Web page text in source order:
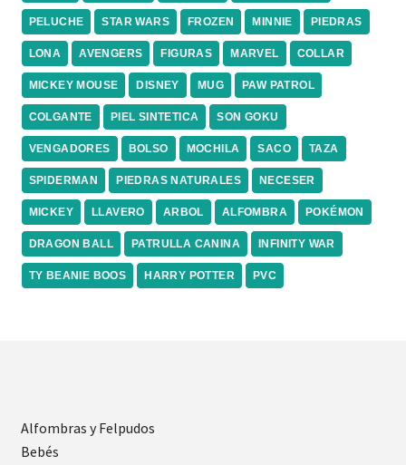
PELUCHE STAR WARS FROZEN MINNIE PIEDRAS
LONA AVENGERS FIGURAS MARVEL COLLAR
MICKEY MOUSE DISNEY MUG PAW PATROL
COLGANTE PIEL SINTETICA SON GOKU
VENGADORES BOLSO MOCHILA SACO TAZA
SPIDERMAN PIEDRAS NATURALES NECESER
MICKEY LLAVERO ARBOL ALFOMBRA POKÉMON
DRAGON BALL PATRULLA CANINA INFINITY WAR
TY BEANIE BOOS HARRY POTTER PVC
Alfombras y Felpudos
Bebés